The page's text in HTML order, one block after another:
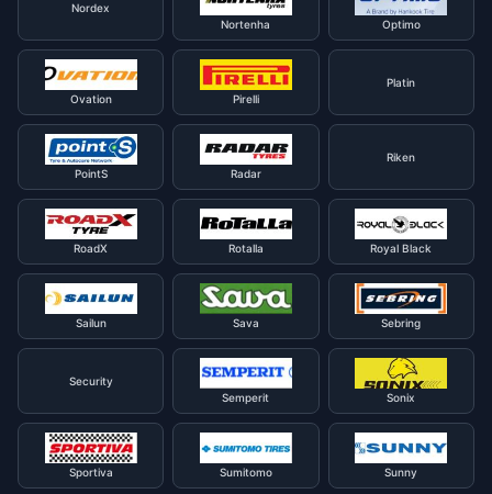
Nordex
Nortenha
Optimo
Ovation Pirelli
Platin
PointS Radar
Riken
RoadX Rotalla Royal Black
Sailun Sava Sebring
Security
Semperit
Sonix
Sportiva Sumitomo Sunny